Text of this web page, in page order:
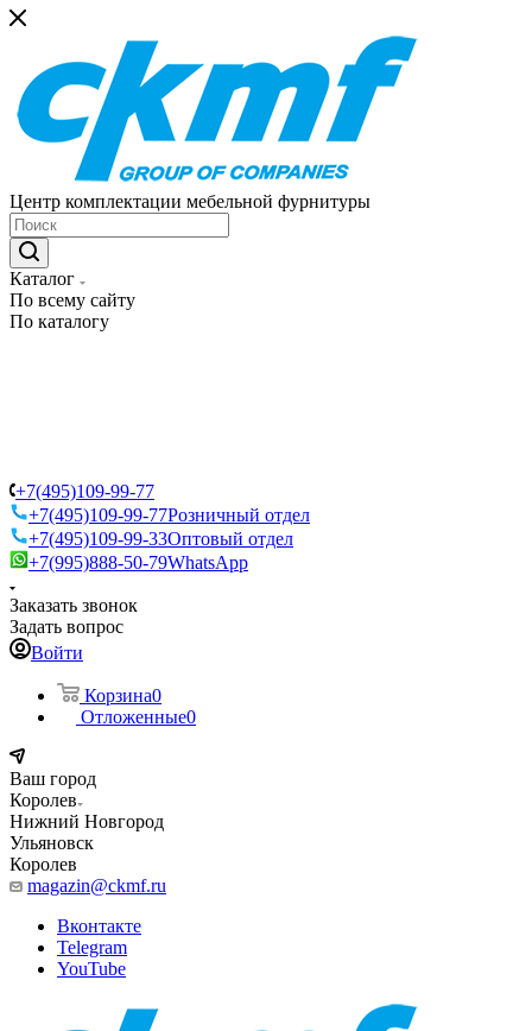
Центр комплектации мебельной фурнитуры
Каталог
По всему сайту
По каталогу
+7(495)109-99-77
+7(495)109-99-77Розничный отдел
+7(495)109-99-33Оптовый отдел
+7(995)888-50-79WhatsApp
Заказать звонок
Задать вопрос
Войти
Корзина0
Отложенные0
Ваш город
Королев
Нижний Новгород
Ульяновск
Королев
magazin@ckmf.ru
Вконтакте
Telegram
YouTube